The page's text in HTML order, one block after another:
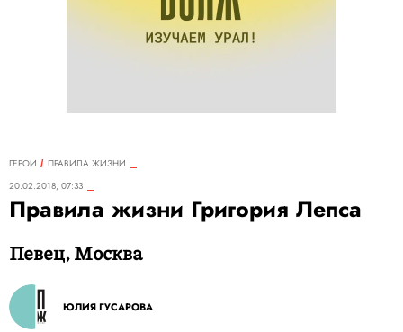
ГЕРОИ
ПРАВИЛА ЖИЗНИ
20.02.2018, 07:33
Правила жизни Григория Лепса
Певец, Москва
ЮЛИЯ ГУСАРОВА